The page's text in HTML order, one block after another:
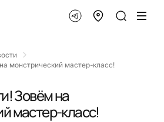
монстрический мастер-класс!
Зовём на
мастер-класс!